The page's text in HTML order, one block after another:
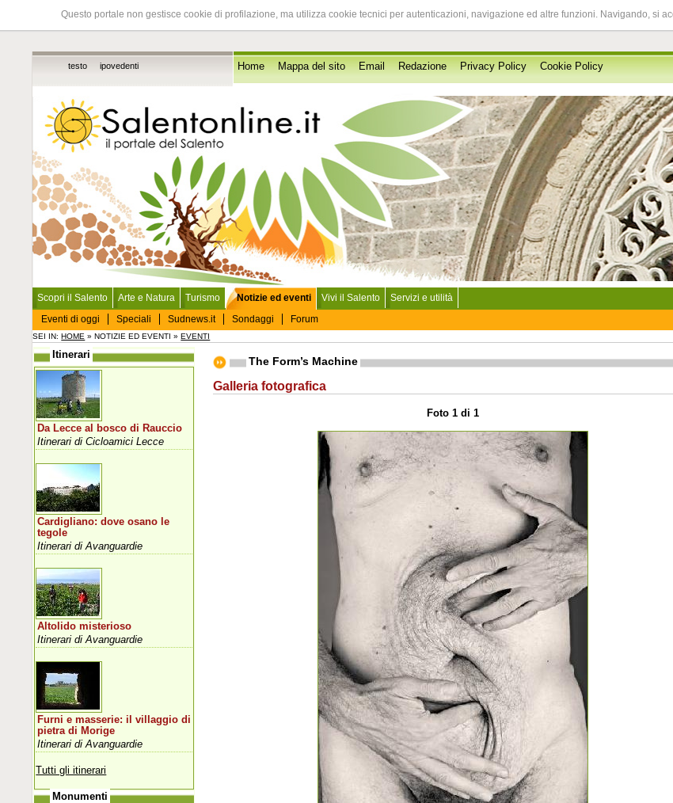
Questo portale non gestisce cookie di profilazione, ma utilizza cookie tecnici per autenticazioni, navigazione ed altre funzioni. Navigando, si
testo ipovedenti Home Mappa del sito Email Redazione Privacy Policy Cookie Policy
Scopri il Salento Arte e Natura Turismo
Notizie ed eventi
Eventi di oggi
Speciali Sudnews.it Sondaggi Forum
Vivi il Salento Servizi e utilità
SEI IN:HOME » NOTIZIE ED EVENTI »EVENTI
The Form’s Machine
Galleria fotografica
Foto 1 di 1
Itinerari
Da Lecce al bosco di Rauccio
Itinerari di Cicloamici Lecce
Cardigliano: dove osano le
tegole
Itinerari di Avanguardie
Altolido misterioso
Itinerari di Avanguardie
Furni e masserie: il villaggio di
pietra di Morige
Itinerari di Avanguardie
Tutti gli itinerari
Monumenti